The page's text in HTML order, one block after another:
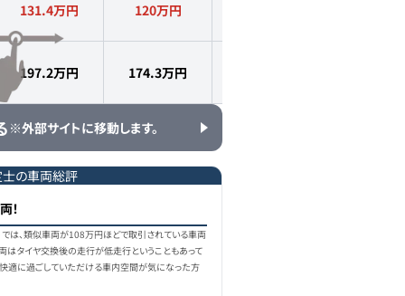
131.4万円 120万円
197.2万円 174.3万円
※外部サイトに移動します。
の車両総評
！
は、類似車両が108万円ほどで取引されている車両
はタイヤ交換後の走行が低走行ということもあって
快適に過ごしていただける車内空間が気になった方